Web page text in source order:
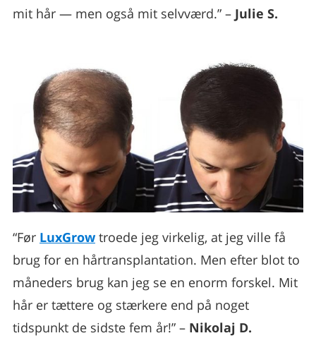
mit hår — men også mit selvværd.” – Julie S.
“Før LuxGrowtroede jeg virkelig, at jeg ville få
brug for en hårtransplantation. Men efter blot to
måneders brug kan jeg se en enorm forskel. Mit
hår er tættere og stærkere end på noget
tidspunkt de sidste fem år!” – Nikolaj D.